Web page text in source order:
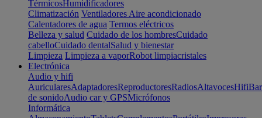
TérmicosHumidificadores
Climatización Ventiladores Aire acondicionado
Calentadores de agua Termos eléctricos
Belleza y salud Cuidado de los hombresCuidado
cabelloCuidado dentalSalud y bienestar
Limpieza Limpieza a vaporRobot limpiacristales
Electrónica
Audio y hifi
AuricularesAdaptadoresReproductoresRadiosAltavocesHifi
de sonidoAudio car y GPSMicrófonos
Informática